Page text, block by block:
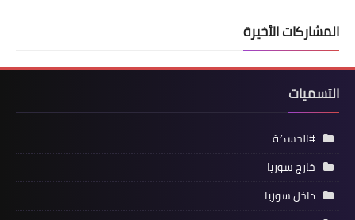
المشاركات الأخيرة
التسميات
#الحسكة
خارج سوريا
داخل سوريا